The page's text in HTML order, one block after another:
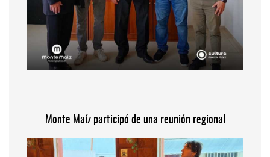
Monte Maíz participó de una reunión regional